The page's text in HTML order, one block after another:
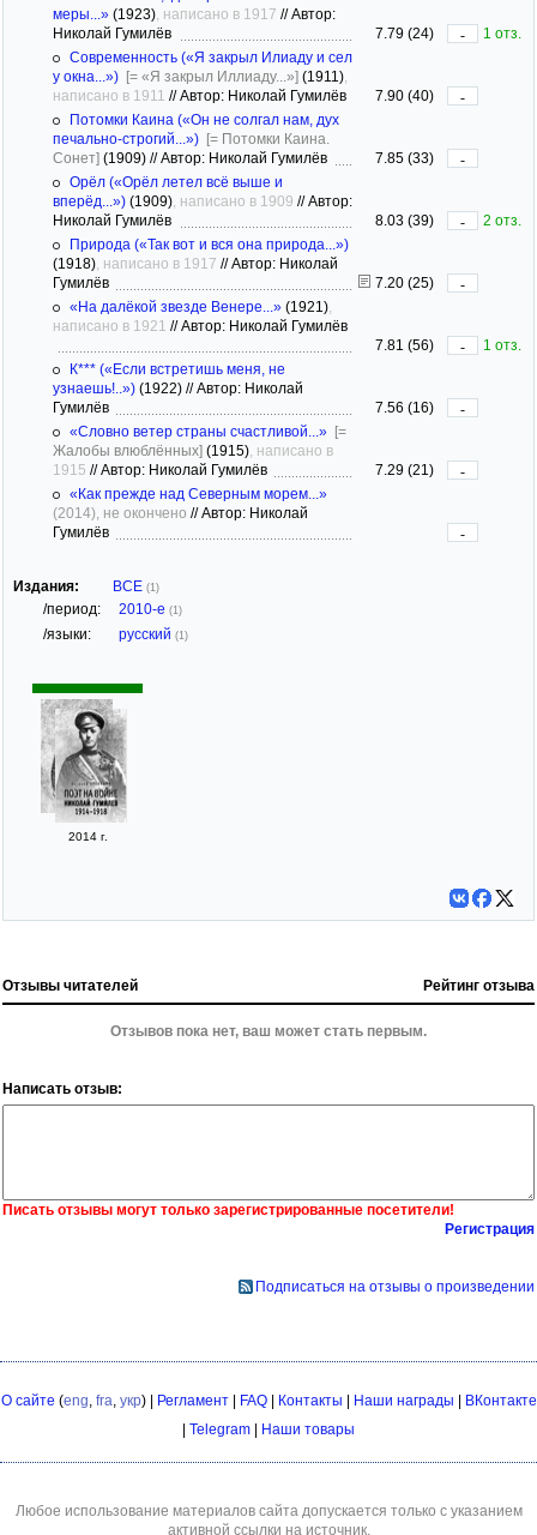
меры...» (1923) , написано в 1917 //Автор:
Николай Гумилёв
7.79 (24) -
1 отз.
Современность («Я закрыл Илиаду и сел
у окна...») [= «Я закрыл Иллиаду...»] (1911)
написано в 1911 //Автор: Николай Гумилёв 7.90 (40)
-
Потомки Каина («Он не солгал нам, дух
печально-строгий...») [= Потомки Каина.
Сонет] (1909) //Автор: Николай Гумилёв 7.85 (33)
-
Орёл («Орёл летел всё выше и
вперёд...») (1909) , написано в 1909 //Автор:
Николай Гумилёв
8.03 (39) -
2 отз.
Природа («Так вот и вся она природа...»)
(1918) , написано в 1917 //Автор: Николай
Гумилёв
7.20 (25)
-
«На далёкой звезде Венере...» (1921)
написано в 1921 //Автор: Николай Гумилёв
7.81 (56)
-
1 отз.
К*** («Если встретишь меня, не
узнаешь!..») (1922) //Автор: Николай
Гумилёв
7.56 (16)
-
«Словно ветер страны счастливой...» [=
Жалобы влюблённых] (1915) , написано в
1915 //Автор: Николай Гумилёв 7.29 (21)
-
«Как прежде над Северным морем...»
(2014), не окончено //Автор: Николай
Гумилёв
-
Издания: ВСЕ (1)
/период: 2010-е (1)
/языки: русский (1)
2014 г.
Отзывы читателей Рейтинг отзыва
Отзывов пока нет, ваш может стать первым.
Написать отзыв:
Писать отзывы могут только зарегистрированные посетители!
Регистрация
Подписаться на отзывы о произведении
О сайте (eng fra укр) | Регламент| FAQ| Контакты | Наши награды | ВКонтакте
| Telegram | Наши товары
Любое использование материалов сайта допускается только с указанием
активной ссылки на источник.